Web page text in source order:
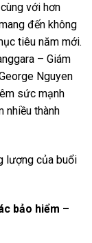
với hơn
đến không
tiêu năm mới.
– Giám
Nguyen
sức mạnh
nhiều thành
lượng của buổi
bảo hiểm –